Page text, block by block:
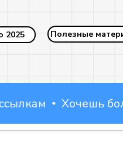
2025 Полезные
Хочешь